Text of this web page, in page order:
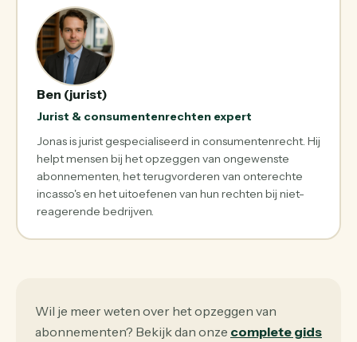
Ben (jurist)
Jurist & consumentenrechten expert
Jonas is jurist gespecialiseerd in consumentenrecht. Hij
helpt mensen bij het opzeggen van ongewenste
abonnementen, het terugvorderen van onterechte
incasso's en het uitoefenen van hun rechten bij niet-
reagerende bedrijven.
Wil je meer weten over het opzeggen van
abonnementen? Bekijk dan onze complete gids